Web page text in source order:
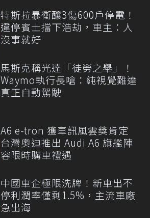
特斯拉暴衝釀3傷600戶停電！
違停賓士擋下浩劫，車主：人
沒事就好
馬斯克稱光達「徒勞之舉」！
Waymo執行長嗆：純視覺難達
真正自動駕駛
A6 e-tron 獲車訊風雲獎肯定
台灣奧迪推出 Audi A6 旗艦陣
容限時購車禮遇
中國車企極限洗牌！新車出不
停利潤率僅剩1.5%，主流車廠
急出海